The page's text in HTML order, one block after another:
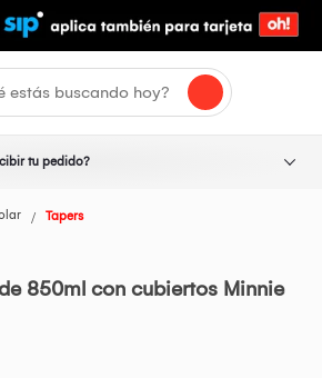
tu pedido?
Tapers
850ml con cubiertos Minnie